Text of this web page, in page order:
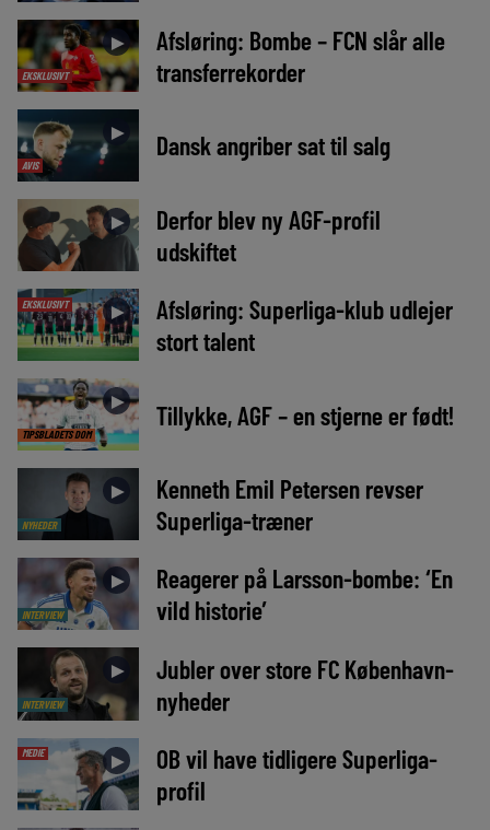
EKSKLUSIVT
►
Afsløring: Bombe – FCN slår alle
transferrekorder
AVIS
► Dansk angriber sat til salg
►
Derfor blev ny AGF-profil
udskiftet
EKSKLUSIVT ►
Afsløring: Superliga-klub udlejer
stort talent
TIPSBLADETS DOM
► Tillykke, AGF – en stjerne er født!
NYHEDER
►
Kenneth Emil Petersen revser
Superliga-træner
INTERVIEW
►
Reagerer på Larsson-bombe: ‘En
vild historie’
INTERVIEW
►
Jubler over store FC København-
nyheder
MEDIE ►
OB vil have tidligere Superliga-
profil